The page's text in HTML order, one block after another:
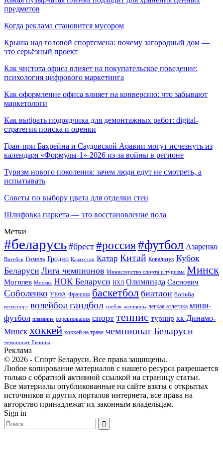
предметов
Когда реклама становится мусором
Крыша над головой спортсмена: почему загородный дом —
это серьёзный проект
Как чистота офиса влияет на покупательское поведение:
психология цифрового маркетинга
Как оформление офиса влияет на конверсию: что забывают
маркетологи
Как выбрать подрядчика для демонтажных работ: digital-
стратегия поиска и оценки
Гран-при Бахрейна и Саудовской Аравии могут исчезнуть из
календаря «Формулы-1»-2026 из-за войны в регионе
Туризм нового поколения: зачем люди едут не смотреть, а
испытывать
Советы по выбору цвета для отделки стен
Шлифовка паркета — это восстановление пола
Метки
#беларусь #брест #россия#футбол Азаренко
Витебск Гомель Гродно Казахстан Катар Китай Ковальчук Кубок
Беларуси Лига чемпионов Министерство спорта и туризма Минск
Могилев Москва НОК Беларуси НХЛ Олимпиада Саснович
Соболенко УЕФА Франция баскетбол биатлон борьба
велоспорт волейболгандбол гребля женщины легкая атлетика мини-
футбол плавание соревнования спорт теннис турнир хк Динамо-
Минск хоккей хоккей на траве чемпионат Беларуси
чемпионат Европы
Реклама
© 2026 - Спорт Беларуси. Все права защищены.
Любое копирование материалов с нашего ресурса разрешается
только с обратной активной ссылкой на страницу статьи.
Все материалы опубликованные на сайте взяты с открытых
источников и других порталов интернета, все права на
авторство принадлежат их законным владельцам.
Sign in